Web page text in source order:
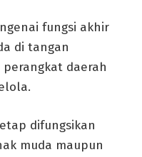
fungsi akhir
di tangan
daerah
difungsikan
muda maupun